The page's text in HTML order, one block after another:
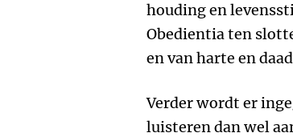
houding en
Obedientia ten
en van harte en
Verder wordt er
luisteren dan wel